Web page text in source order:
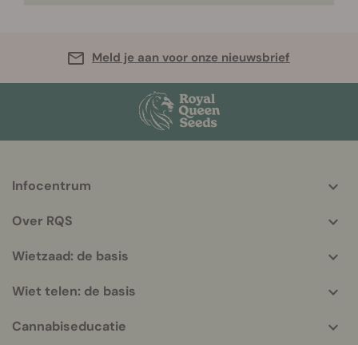
Meld je aan voor onze nieuwsbrief
info
Infocentrum
Over RQS
Wietzaad: de basis
Wiet telen: de basis
Cannabiseducatie